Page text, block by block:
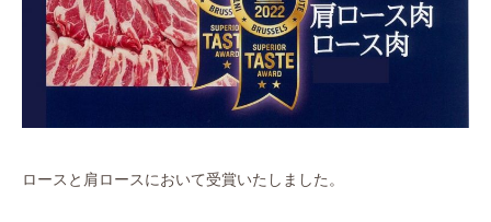
ロースと肩ロースにおいて受賞いたしました。